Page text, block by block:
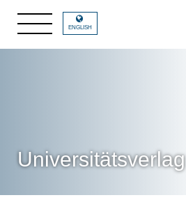
ENGLISH
Universitätsverlag